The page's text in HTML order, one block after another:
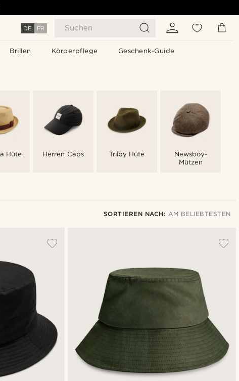
DE FR Suchen
Brillen Körperpflege Geschenk-Guide
Hüte Herren Caps Trilby Hüte
Newsboy-
Mützen
SORTIEREN NACH: AM BELIEBTESTEN
Niedrigster Preis
Höchster Preis